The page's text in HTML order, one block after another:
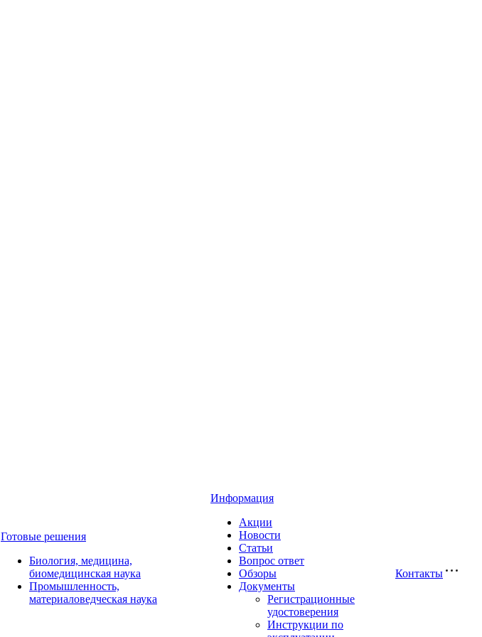
Готовые решения
Биология, медицина,
биомедицинская наука
Промышленность,
материаловедческая наука
Информация
Акции
Новости
Статьи
Вопрос ответ
Обзоры
Документы
Регистрационные
удостоверения
Инструкции по
Контакты